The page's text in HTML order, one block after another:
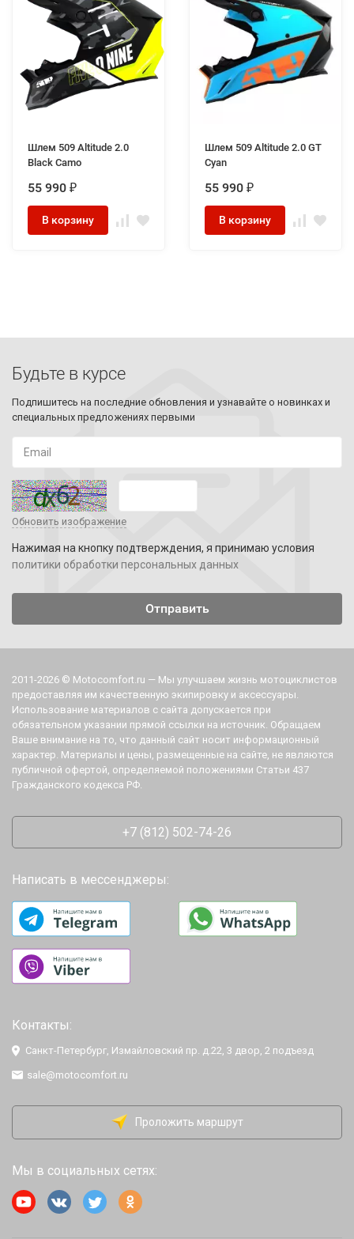
Шлем 509 Altitude 2.0
Black Camo
55 990 ₽
В корзину
Шлем 509 Altitude 2.0 GT
Cyan
55 990 ₽
В корзину
Будьте в курсе
Подпишитесь на последние обновления и узнавайте о новинках и
специальных предложениях первыми
Обновить изображение
Нажимая на кнопку подтверждения, я принимаю условия
политики обработки персональных данных
2011-2026 © Motocomfort.ru — Мы улучшаем жизнь мотоциклистов
предоставляя им качественную экипировку и аксессуары.
Использование материалов с сайта допускается при
обязательном указании прямой ссылки на источник. Обращаем
Ваше внимание на то, что данный сайт носит информационный
характер. Материалы и цены, размещенные на сайте, не являются
публичной офертой, определяемой положениями Статьи 437
Гражданского кодекса РФ.
+7 (812) 502-74-26
Написать в мессенджеры:
Контакты:
Санкт-Петербург, Измайловский пр. д.22, 3 двор, 2 подъезд
sale@motocomfort.ru
Проложить маршрут
Мы в социальных сетях: